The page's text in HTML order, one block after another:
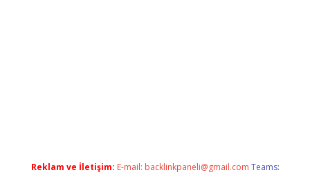
Reklam ve İletişim: E-mail: backlinkpaneli@gmail.com Teams: